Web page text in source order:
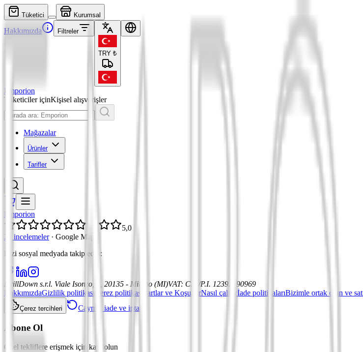
Tüketici Kurumsal
Hakkımızda Filtreler
TRY ₺
Emporion
Tüketiciler içinKişisel alışverişler
Mağazalar
Ürünler
Tarifler
Emporion
5,0
21 incelemeler · Google Maps
Bizi sosyal medyada takip edin :
DrillDown s.r.l. Viale Isonzo, 8, 20135 - Milano (MI)VAT: C.F./P.I. 12392590969
HakkımızdaGizlilik politikası Çerez politikası Şartlar ve KoşullarNasıl çalışırİade politikalarıBizimle ortak olun ve
Çerez tercihleri Cayma, iade ve iptal
Abone Ol
Özel tekliflere erişmek için kaydolun